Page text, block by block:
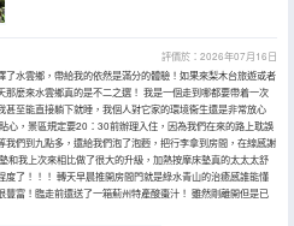
評價於：2026年07月16日
了水雲鄉，帶給我的依然是滿分的體驗！如果來梨木台旅遊或者
那麼來水雲鄉真的是不二之選！ 我是一個走到哪都要帶着一次
甚至能直接躺下就睡，我個人對它家的環境衞生還是非常放心
心，景區規定要20：30前辦理入住，因為我們在來的路上耽誤
我們到九點多，還給我們泡了泡麪，把行李拿到房間，在線感謝
和我上次來相比做了很大的升級，加熱按摩床墊真的太太太舒
度了！！！ 轉天早晨推開房間門就是綠水青山的治癒感誰能懂
豐富！臨走前還送了一箱薊州特產酸棗汁！ 雖然剛離開但是已